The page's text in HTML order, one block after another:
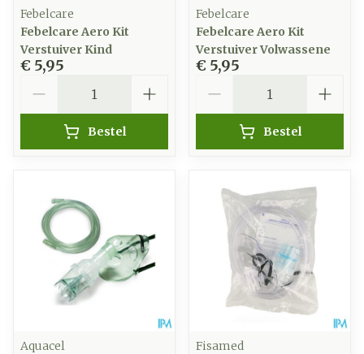
Febelcare
Febelcare Aero Kit
Verstuiver Kind
€ 5,95
Bestel
Febelcare
Febelcare Aero Kit
Verstuiver Volwassene
€ 5,95
Bestel
Aquacel
Fisamed